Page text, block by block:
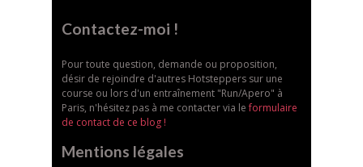
Contactez-moi !
Pour toute question, demande ou proposition,
désir de rejoindre d'autres Hotsteppers sur une
course ou lors d'un entraînement "Run/Apero" à
Paris, n'hésitez pas à me contacter via leformulaire
de contact de ce blog !
Mentions légales